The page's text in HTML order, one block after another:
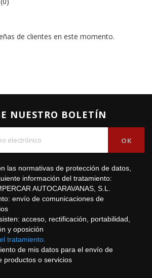
de clientes en este momento.
NUESTRO BOLETÍN
las normativas de protección de datos,
información del tratamiento:
AUTOCARAVANAS, S.L.
envío de comunicaciones de
acceso, rectificación, portabilidad,
y oposición
tratamiento.
de mis datos para el envío de
productos o servicios